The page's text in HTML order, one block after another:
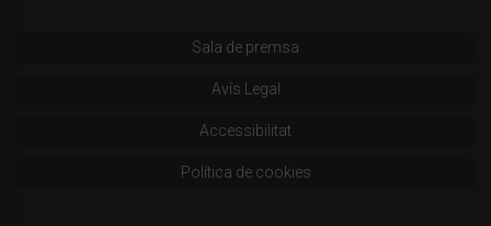
Sala de premsa
Avís Legal
Accessibilitat
Política de cookies